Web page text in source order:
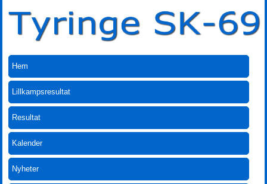
Hem
Lillkampsresultat
Resultat
Kalender
Nyheter